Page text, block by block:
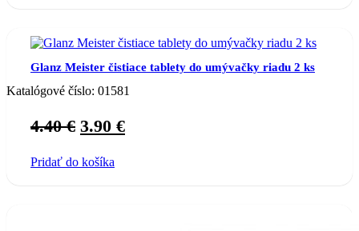
Glanz Meister čistiace tablety do umývačky riadu 2 ks
Katalógové číslo: 01581
4.40€ Original
was:
3.90 €Current
Pridať do košíka